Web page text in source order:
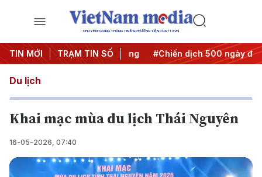
CHUYÊN TRANG THÔNG TIN ĐA PHƯƠNG TIỆN CỦA TTXVN
TIN MỚI TRẠM TIN SỐ
Nghị quyết thành hành động #Chiến dịch 500 ngày đêm
Du lịch
Khai mạc mùa du lịch Thái Nguyên
16-05-2026, 07:40